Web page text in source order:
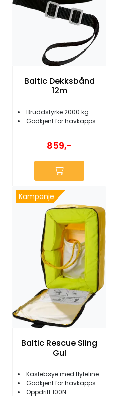
Baltic Dekksbånd
12m
Bruddstyrke 2000 kg
Godkjent for havkappseiling
859,-
Kampanje
Baltic Rescue Sling
Gul
Kastebøye med flyteline
Godkjent for havkappseiling
Oppdrift 100N
Båtpleie/Opplag
Outlet